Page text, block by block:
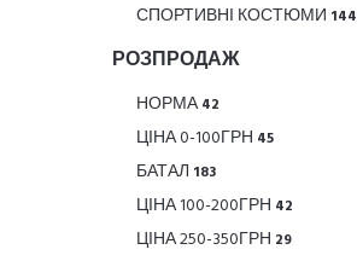
СПОРТИВНІ КОСТЮМИ 144
РОЗПРОДАЖ
НОРМА42
ЦІНА 0-100ГРН 45
БАТАЛ 183
ЦІНА 100-200ГРН 42
ЦІНА 250-350ГРН 29